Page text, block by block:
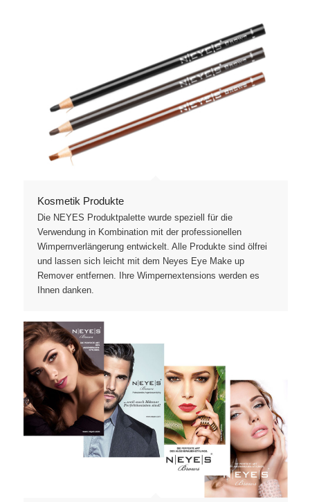
Kosmetik Produkte
Die NEYES Produktpalette wurde speziell für die
Verwendung in Kombination mit der professionellen
Wimpernverlängerung entwickelt. Alle Produkte sind ölfrei
und lassen sich leicht mit dem Neyes Eye Make up
Remover entfernen. Ihre Wimpernextensions werden es
Ihnen danken.